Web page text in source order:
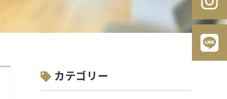
カテゴリー